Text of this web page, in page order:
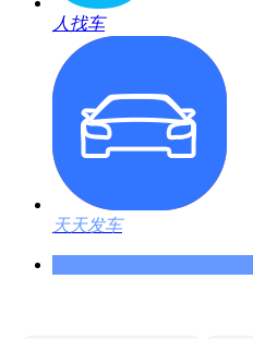
人找车
天天发车